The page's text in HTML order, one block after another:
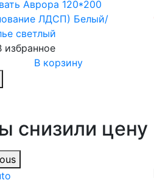
Аврора 120*200
ЛДСП) Белый/
светлый
избранное
В корзину
снизили цену